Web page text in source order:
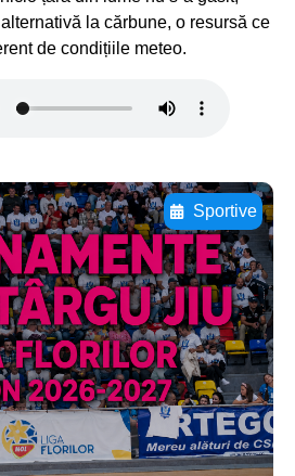
la cărbune, o resursă ce
de condițiile meteo.
Sportive
textul pentru
aici
aici
aici
subti